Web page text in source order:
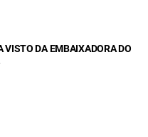
VISTO DA EMBAIXADORA DO